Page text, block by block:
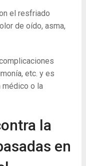
el resfriado
de oído, asma,
etc. y es
o la
la
en